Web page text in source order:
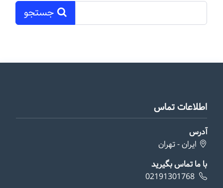
جستجو
اطلاعات تماس
آدرس
ایران - تهران
با ما تماس بگیرید
02191301768